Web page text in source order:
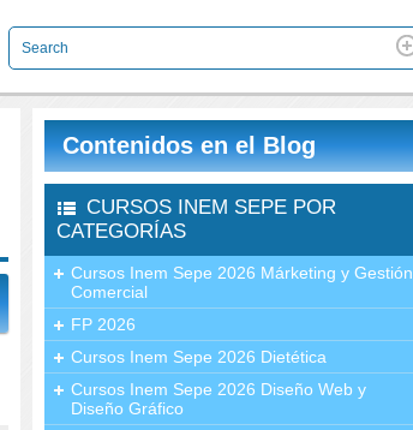
Contenidos en el Blog
CURSOS INEM SEPE POR
CATEGORÍAS
Cursos Inem Sepe 2026 Márketing y Gestión
Comercial
FP 2026
Cursos Inem Sepe 2026 Dietética
Cursos Inem Sepe 2026 Diseño Web y
Diseño Gráfico